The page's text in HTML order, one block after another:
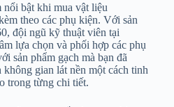
bật khi mua vật liệu
theo các phụ kiện. Với sản
đội ngũ kỹ thuật viên tại
lựa chọn và phối hợp các phụ
sản phẩm gạch mà bạn đã
gian lát nền một cách tinh
trong từng chi tiết.